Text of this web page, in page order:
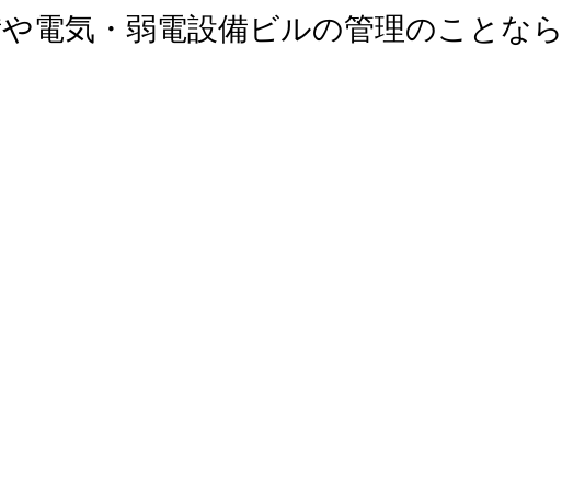
電気・弱電設備ビルの管理のことなら